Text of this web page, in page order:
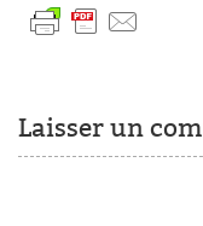
Laisser un